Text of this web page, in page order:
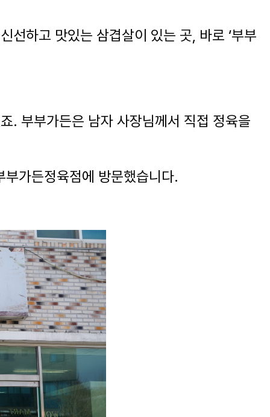
선하고 맛있는 삼겹살이 있는 곳, 바로 ‘부부
. 부부가든은 남자 사장님께서 직접 정육을
가든정육점에 방문했습니다.